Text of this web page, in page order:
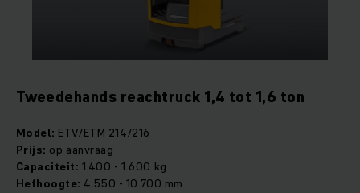
Tweedehands reachtruck 1,4 tot 1,6 ton
Model: ETV/ETM 214/216
Prijs: op aanvraag
Capaciteit: 1.400 - 1.600 kg
Hefhoogte: 4.550 - 10.700 mm